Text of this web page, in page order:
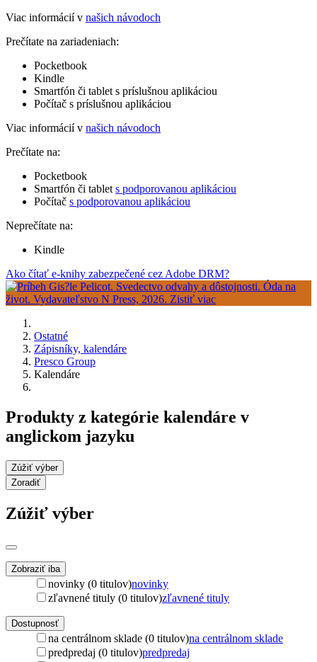
Viac informácií v našich návodoch
Prečítate na zariadeniach:
Pocketbook
Kindle
Smartfón či tablet s príslušnou aplikáciou
Počítač s príslušnou aplikáciou
Viac informácií v našich návodoch
Prečítate na:
Pocketbook
Smartfón či tablet s podporovanou aplikáciou
Počítač s podporovanou aplikáciou
Neprečítate na:
Kindle
Ako čítať e-knihy zabezpečené cez Adobe DRM?
Ostatné
Zápisníky, kalendáre
Presco Group
Kalendáre
Produkty z kategórie kalendáre v
anglickom jazyku
Zúžiť výber
Zoradiť
Zúžiť výber
Zobraziť iba
novinky (0 titulov)novinky
zľavnené tituly (0 titulov)zľavnené tituly
Dostupnosť
na centrálnom sklade (0 titulov)na centrálnom sklade
predpredaj (0 titulov)predpredaj